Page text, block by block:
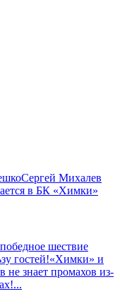
Сергей Михалев
в БК «Химки»
шествие
гостей!«Химки» и
знает промахов из-
...